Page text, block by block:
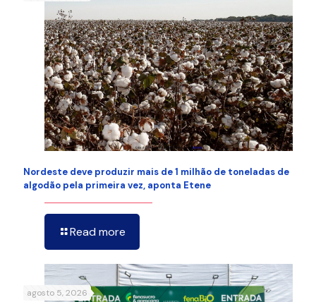
Nordeste deve produzir mais de 1 milhão de toneladas de
algodão pela primeira vez, aponta Etene
Read more
agosto 5, 2026